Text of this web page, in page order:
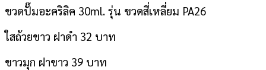
ขวดปั๊มอะคริลิค 30ml. รุ่น ขวดสี่เหลี่ยม PA26
ใสถ้วยขาว ฝาดำ 32 บาท
ขาวมุก ฝาขาว 39 บาท